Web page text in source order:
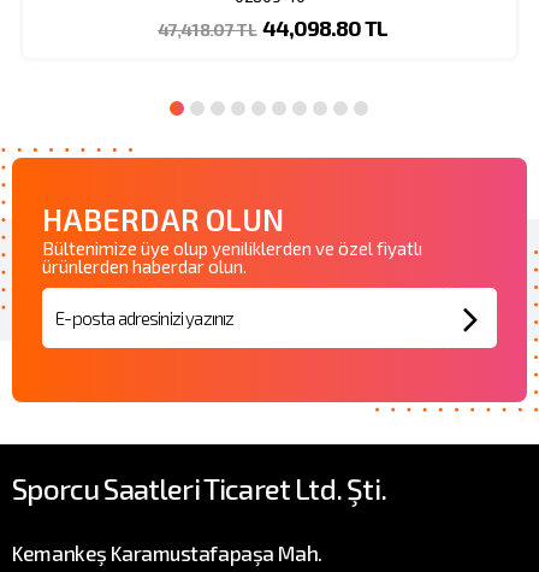
47,418.07 TL 44,098.80 TL
HABERDAR OLUN
Bültenimize üye olup yeniliklerden ve özel fiyatlı
ürünlerden haberdar olun.
Sporcu Saatleri Ticaret Ltd. Şti.
Kemankeş Karamustafapaşa Mah.